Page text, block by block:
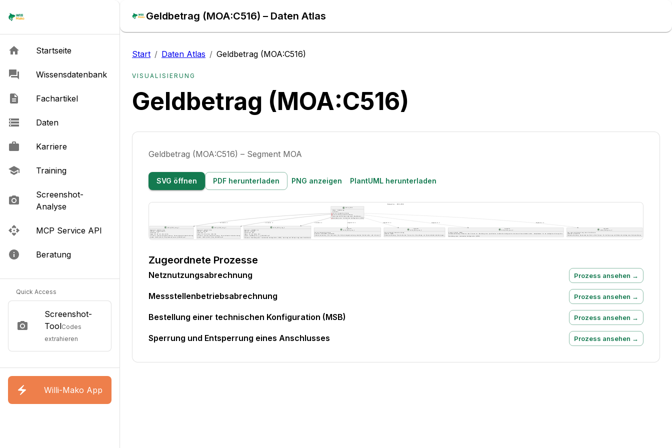
Geldbetrag (MOA:C516) – Daten Atlas
Startseite
Wissensdatenbank
Fachartikel
Daten
Karriere
Training
Screenshot-
Analyse
MCP Service API
Beratung
Quick Access
Screenshot-
ToolCodes
extrahieren
Willi-Mako App
Start / Daten Atlas / Geldbetrag (MOA:C516)
VISUALISIERUNG
Geldbetrag (MOA:C516)
Geldbetrag (MOA:C516) – Segment MOA
SVG öffnen PDF herunterladen PNG anzeigen PlantUML herunterladen
Zugeordnete Prozesse
Netznutzungsabrechnung Prozess ansehen →
Messstellenbetriebsabrechnung Prozess ansehen →
Bestellung einer technischen Konfiguration (MSB) Prozess ansehen →
Sperrung und Entsperrung eines Anschlusses Prozess ansehen →